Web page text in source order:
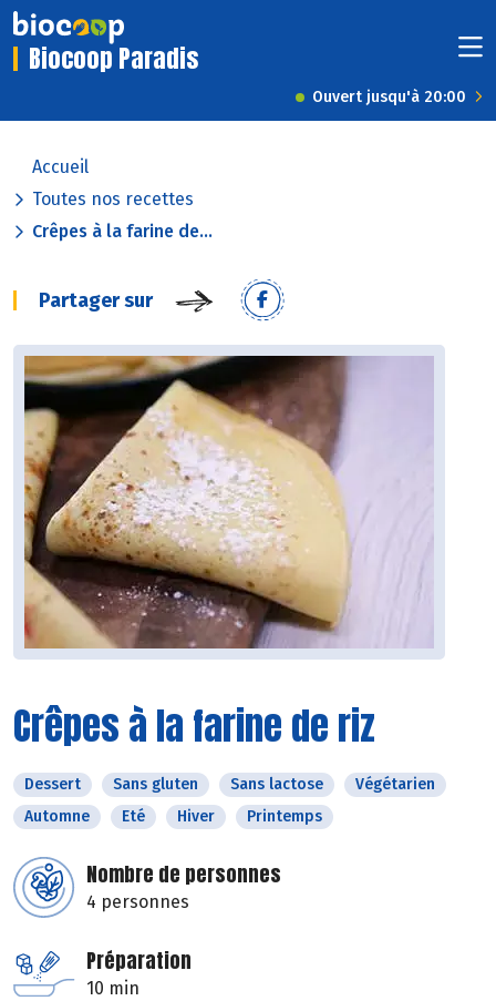
Biocoop Paradis
Ouvert jusqu'à 20:00
Accueil
Toutes nos recettes
Crêpes à la farine de...
Partager sur
Crêpes à la farine de riz
Dessert Sans gluten Sans lactose
Végétarien
Automne
Eté Hiver Printemps
Nombre de personnes
4 personnes
Préparation
10 min